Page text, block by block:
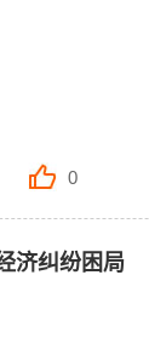
0
济纠纷困局